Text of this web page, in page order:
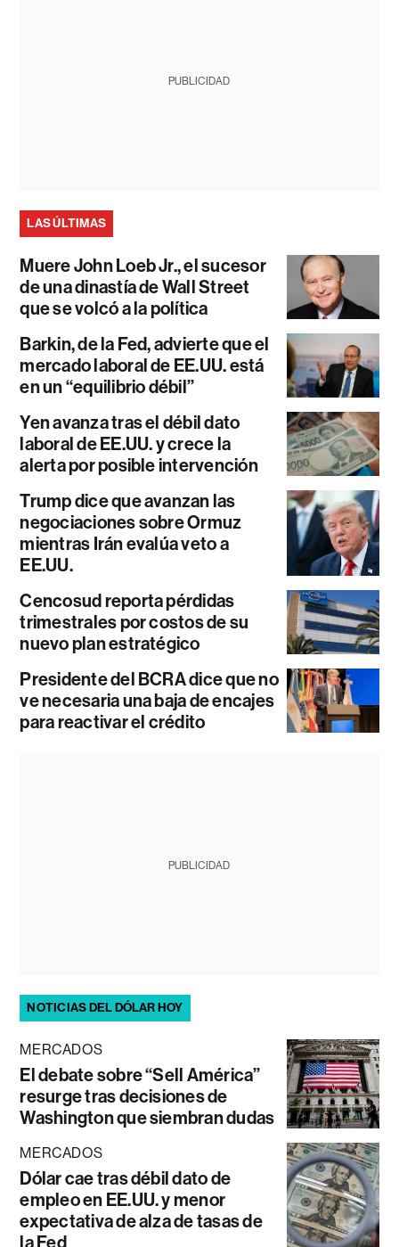
PUBLICIDAD
LAS ÚLTIMAS
Muere John Loeb Jr., el sucesor
de una dinastía de Wall Street
que se volcó a la política
Barkin, de la Fed, advierte que el
mercado laboral de EE.UU. está
en un “equilibrio débil”
Yen avanza tras el débil dato
laboral de EE.UU. y crece la
alerta por posible intervención
Trump dice que avanzan las
negociaciones sobre Ormuz
mientras Irán evalúa veto a
EE.UU.
Cencosud reporta pérdidas
trimestrales por costos de su
nuevo plan estratégico
Presidente del BCRA dice que no
ve necesaria una baja de encajes
para reactivar el crédito
PUBLICIDAD
NOTICIAS DEL DÓLAR HOY
MERCADOS
El debate sobre “Sell América”
resurge tras decisiones de
Washington que siembran dudas
MERCADOS
Dólar cae tras débil dato de
empleo en EE.UU. y menor
expectativa de alza de tasas de
la Fed